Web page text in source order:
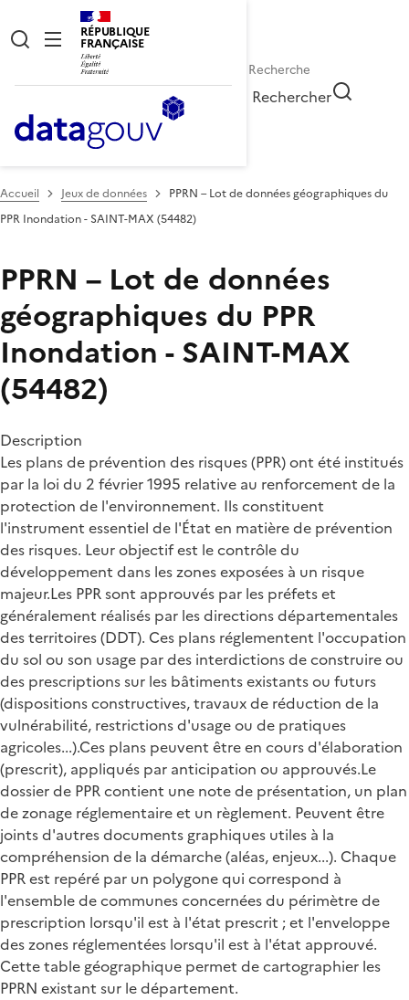
RÉPUBLIQUE
FRANÇAISE
Rechercher
Accueil Jeux de données
PPRN – Lot de données géographiques du
PPR Inondation - SAINT-MAX (54482)
PPRN – Lot de données
géographiques du PPR
Inondation - SAINT-MAX
(54482)
Description
Les plans de prévention des risques (PPR) ont été institués
par la loi du 2 février 1995 relative au renforcement de la
protection de l'environnement. Ils constituent
l'instrument essentiel de l'État en matière de prévention
des risques. Leur objectif est le contrôle du
développement dans les zones exposées à un risque
majeur.Les PPR sont approuvés par les préfets et
généralement réalisés par les directions départementales
des territoires (DDT). Ces plans réglementent l'occupation
du sol ou son usage par des interdictions de construire ou
des prescriptions sur les bâtiments existants ou futurs
(dispositions constructives, travaux de réduction de la
vulnérabilité, restrictions d'usage ou de pratiques
agricoles...).Ces plans peuvent être en cours d'élaboration
(prescrit), appliqués par anticipation ou approuvés.Le
dossier de PPR contient une note de présentation, un plan
de zonage réglementaire et un règlement. Peuvent être
joints d'autres documents graphiques utiles à la
compréhension de la démarche (aléas, enjeux...). Chaque
PPR est repéré par un polygone qui correspond à
l'ensemble de communes concernées du périmètre de
prescription lorsqu'il est à l'état prescrit ; et l'enveloppe
des zones réglementées lorsqu'il est à l'état approuvé.
Cette table géographique permet de cartographier les
PPRN existant sur le département.